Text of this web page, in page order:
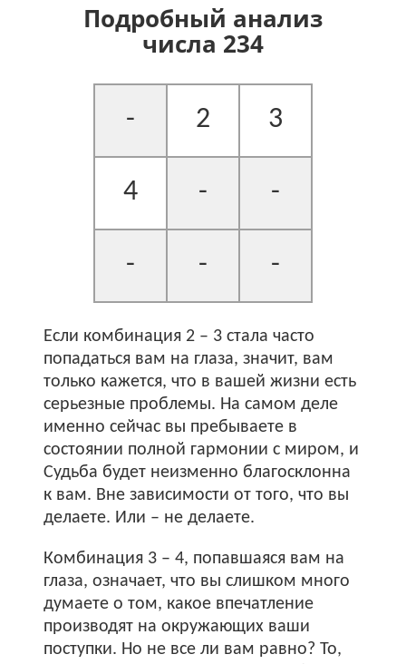
Подробный анализ
числа 234
- 2 3
4 - -
- - -
Если комбинация 2 – 3 стала часто
попадаться вам на глаза, значит, вам
только кажется, что в вашей жизни есть
серьезные проблемы. На самом деле
именно сейчас вы пребываете в
состоянии полной гармонии с миром, и
Судьба будет неизменно благосклонна
к вам. Вне зависимости от того, что вы
делаете. Или – не делаете.
Комбинация 3 – 4, попавшаяся вам на
глаза, означает, что вы слишком много
думаете о том, какое впечатление
производят на окружающих ваши
поступки. Но не все ли вам равно? То,